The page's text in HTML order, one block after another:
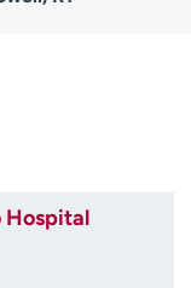
Hospital